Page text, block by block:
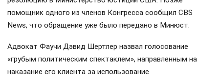
помощник одного из членов Конгресса сообщил CBS
News, что обращение уже было передано в Минюст.
Адвокат Фаучи Дэвид Шертлер назвал голосование
«грубым политическим спектаклем», направленным на
наказание его клиента за использование